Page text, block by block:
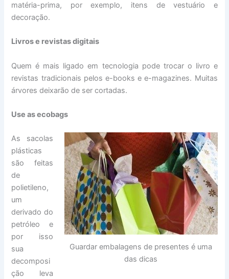
matéria-prima, por exemplo, itens de vestuário e
decoração.
Livros e revistas digitais
Quem é mais ligado em tecnologia pode trocar o livro e
revistas tradicionais pelos e-books e e-magazines. Muitas
árvores deixarão de ser cortadas.
Use as ecobags
Guardar embalagens de presentes é uma
das dicas
As sacolas
plásticas
são feitas
de
polietileno,
um
derivado do
petróleo e
por isso
sua
decomposi
ção leva